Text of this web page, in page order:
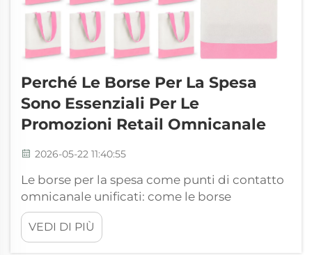
Perché Le Borse Per La Spesa
Sono Essenziali Per Le
Promozioni Retail Omnicanale
2026-05-22 11:40:55
Le borse per la spesa come punti di contatto
omnicanale unificati: come le borse
personalizzate con il marchio collegano la
scoperta online e la conversione in negozio.
Oggi, il 73% degli acquirenti retail passa
VEDI DI PIÙ